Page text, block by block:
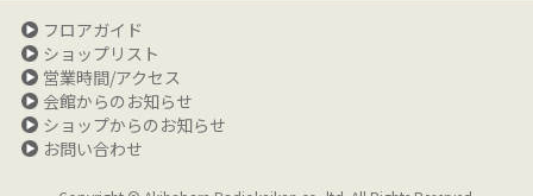
フロアガイド
ショップリスト
営業時間/アクセス
会館からのお知らせ
ショップからのお知らせ
お問い合わせ